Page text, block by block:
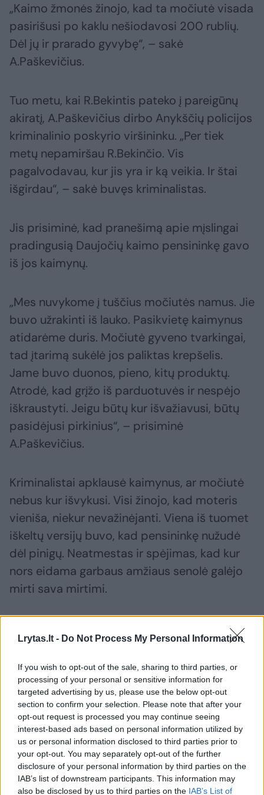
Lrytas.lt - Do Not Process My Personal Information
If you wish to opt-out of the sale, sharing to third parties, or
processing of your personal or sensitive information for
targeted advertising by us, please use the below opt-out
section to confirm your selection. Please note that after your
opt-out request is processed you may continue seeing
interest-based ads based on personal information utilized by
us or personal information disclosed to third parties prior to
your opt-out. You may separately opt-out of the further
disclosure of your personal information by third parties on the
IAB’s list of downstream participants. This information may
also be disclosed by us to third parties on the IAB’s List of
„Kaimo žmonės žinojo, kad ta močiutė visada
pasirišusi po kaklu nešiodavosi 200 rublių.
Dėl jų ir prarado gyvybę“, – sakė
A.Paškevičius.
Tuo metu, kai R.Bekintis pateko į pareigūnų
akiratį, A.Paškevičius dirbo Anykščių policijos
kriminalinio poskyrio viršininku. „Per tiek
metų nepamiršau R.Bekinčio. Vis
pagalvodavau, kur jis yra ir ką veikia. Ir štai
išgirdau“, – sakė buvęs kriminalistas.
Jis prisiminė, kad pranešimą apie mįslingai
pradingusią Daujočių kaimo pensininkę gavo
iš jos kaimynų.
„Mes nuvykome į tuščius močiutės namus. Jie
buvo užrakinti iš lauko. Pasikvietę kaimynus
atidarėme duris. Močiutė gyveno tvarkingai,
tad įtarimą sukėlė jos paliktas krepšelis.
Jame buvo duonos, pieno, kitų produktų.
Atrodė, kad grįžo iš parduotuvės ir nespėjo
iškraustyti. Jeigu būtų kur išvažiavusi, būtų
pasidėjusi pirkinius“, – prisiminė
A.Paškevičius.
Kriminalistai apklausė kaimynus, ar močiutė
nebus kur išvykusi. Visi žinojo, kad moteris
vieniša, niekur nevažinėjanti. Viena iš tuomet
iškeltų versijų buvo, kad pensininkę nužudė
dėl pinigų. Neatmestas ir spėjimas, kad kur
nors eidama garbaus amžiaus senolė galėjo
mirti sava mirtimi.
Praėjus trejiems ar ketveriems metams po
pensininkės dingimo ėmė aiškėti, kad ji tikrai
galėjo būti nužudyta. Kad užmušė senutę,
prasitarė pataisos namuose bausmę už
vagystę atliekantis Aulelių kaimo gyventojas
R.Bekintis.